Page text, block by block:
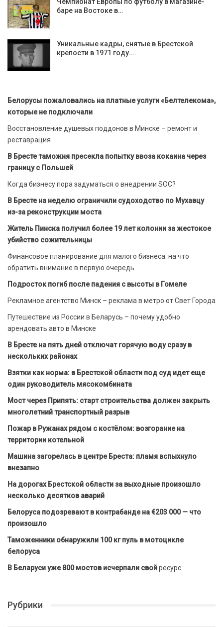
баре на Востоке в…
Уникальные кадры, снятые в Брестской
крепости в 1971 году.…
Белорусы пожаловались на платные услуги «Белтелекома»,
которые не подключали
Восстановление душевых поддонов в Минске – ремонт и
реставрация
В Бресте таможня пресекла попытку ввоза кокаина через
границу с Польшей
Когда бизнесу пора задуматься о внедрении SOC?
В Бресте на неделю ограничили судоходство по Мухавцу
из-за реконструкции моста
Житель Пинска получил более 19 лет колонии за жестокое
убийство сожительницы
Финансовое планирование для малого бизнеса: на что
обратить внимание в первую очередь
Подросток погиб после падения с высоты в Гомеле
Рекламное агентство Минск – реклама в метро от Свет Города
Путешествие из России в Беларусь – почему удобно
арендовать авто в Минске
В Бресте на пять дней отключат горячую воду сразу в
нескольких районах
Взятки как норма: в Брестской области под суд идет еще
один руководитель мясокомбината
Мост через Припять: старт строительства должен закрыть
многолетний транспортный разрыв
Пожар в Ружанах рядом с костёлом: возгорание на
территории котельной
Машина загорелась в центре Бреста: пламя вспыхнуло
внезапно
На дорогах Брестской области за выходные произошло
несколько десятков аварий
Белоруса подозревают в контрабанде на €203 000 — что
произошло
Таможенники обнаружили 100 кг пуль в мотоцикле
белоруса
В Беларуси уже 800 мостов исчерпали свойресурс
Рубрики